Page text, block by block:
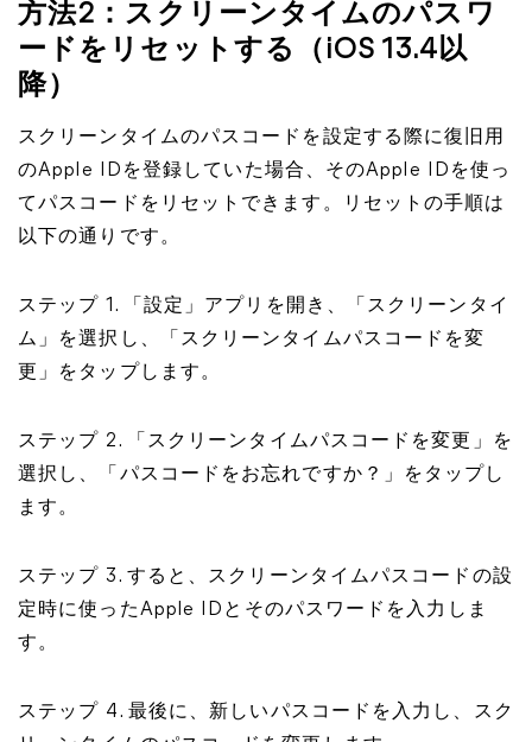
方法2：スクリーンタイムのパスワ
ードをリセットする（iOS 13.4以
降）
スクリーンタイムのパスコードを設定する際に復旧用
のApple IDを登録していた場合、そのApple IDを使っ
てパスコードをリセットできます。リセットの手順は
以下の通りです。
ステップ 1. 「設定」アプリを開き、「スクリーンタイ
ム」を選択し、「スクリーンタイムパスコードを変
更」をタップします。
ステップ 2. 「スクリーンタイムパスコードを変更」を
選択し、「パスコードをお忘れですか？」をタップし
ます。
ステップ 3. すると、スクリーンタイムパスコードの設
定時に使ったApple IDとそのパスワードを入力しま
す。
ステップ 4. 最後に、新しいパスコードを入力し、スク